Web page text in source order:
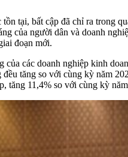
tại, bất cập đã chỉ ra trong
của người dân và doanh
đoạn mới.
các doanh nghiệp kinh
tăng so với cùng kỳ năm
tăng 11,4% so với cùng kỳ